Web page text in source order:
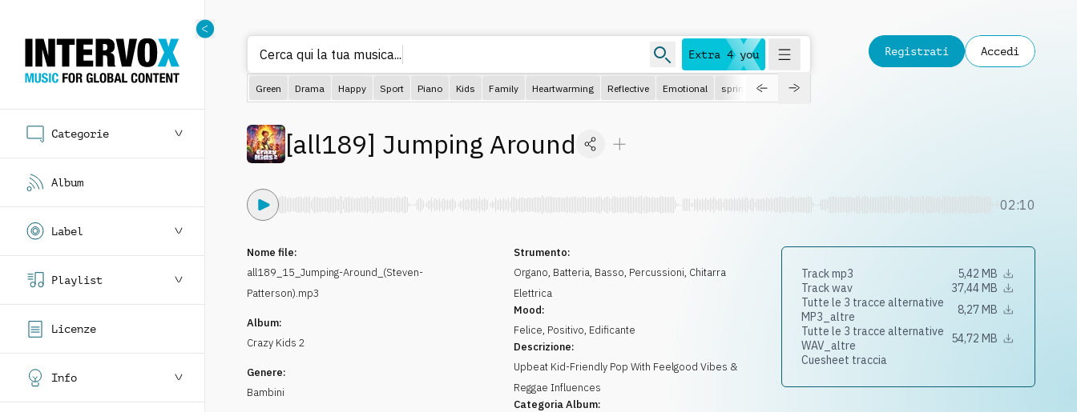
Categorie
Album
Label
Playlist
Licenze
Info
Extra 4 you
Cerca qui la tua musica...
Green Drama Happy Sport Piano Kids Family Heartwarming Reflective Emotional spring
Registrati Accedi
[all189] Jumping Around
02:10
Nome file:
all189_15_Jumping-Around_(Steven-
Patterson).mp3
Album:
Crazy Kids 2
Genere:
Bambini
Strumento:
Organo, Batteria, Basso, Percussioni, Chitarra
Elettrica
Mood:
Felice, Positivo, Edificante
Descrizione:
Upbeat Kid-Friendly Pop With Feelgood Vibes &
Reggae Influences
Categoria Album:
Track mp3
5,42 MB
Track wav
37,44 MB
Tutte le 3 tracce alternative
MP3_altre
8,27 MB
Tutte le 3 tracce alternative
WAV_altre
54,72 MB
Cuesheet traccia